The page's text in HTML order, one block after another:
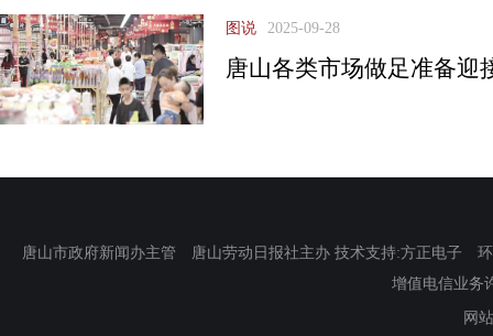
图说 2025-09-28
唐山各类市场做足准备迎
唐山市政府新闻办主管 唐山劳动日报社主办 技术支持:方正电子
增值电信业务
网